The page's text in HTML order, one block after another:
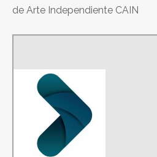
de Arte Independiente CAIN